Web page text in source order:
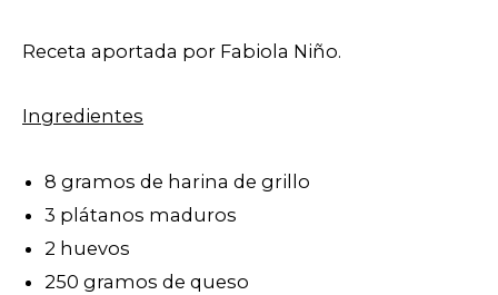
Receta aportada por Fabiola Niño.
Ingredientes
8 gramos de harina de grillo
3 plátanos maduros
2 huevos
250 gramos de queso